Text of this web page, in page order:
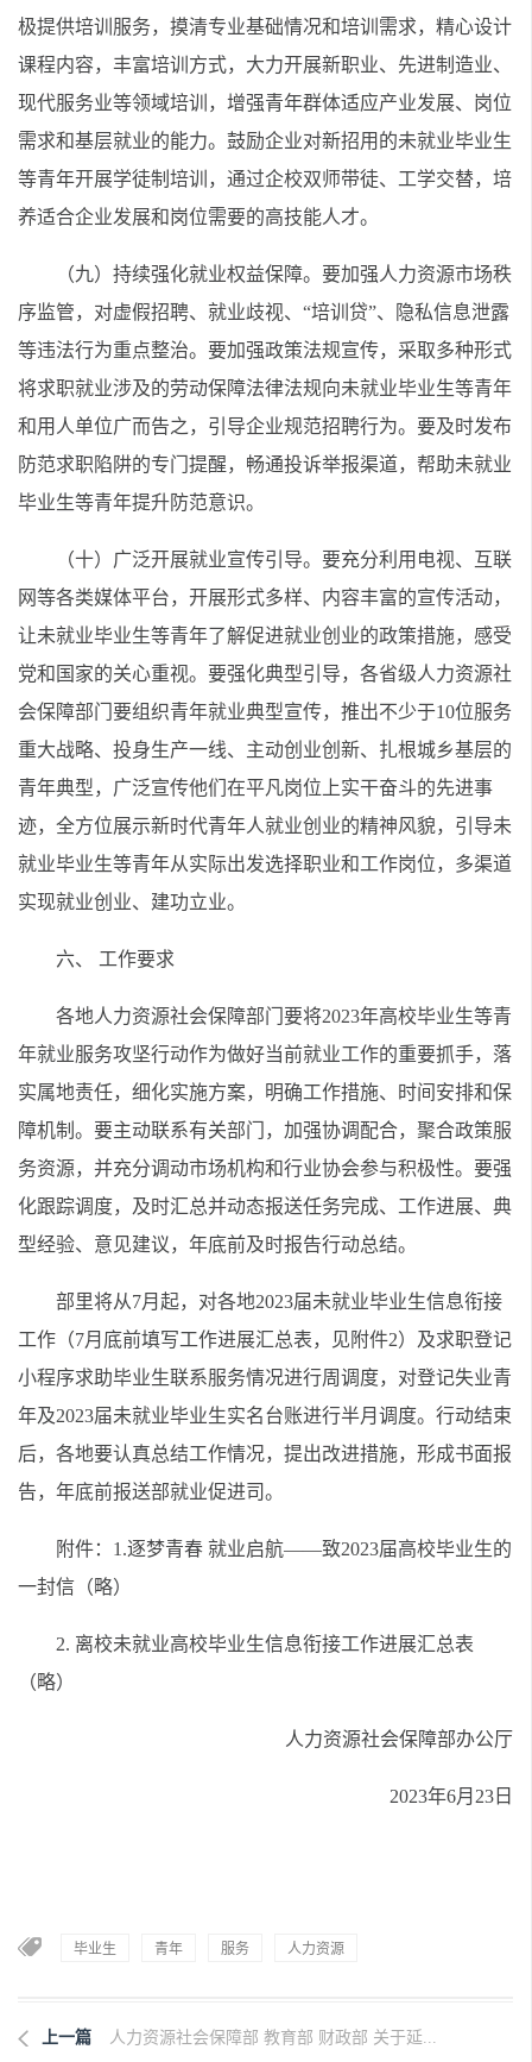
极提供培训服务，摸清专业基础情况和培训需求，精心设计
课程内容，丰富培训方式，大力开展新职业、先进制造业、
现代服务业等领域培训，增强青年群体适应产业发展、岗位
需求和基层就业的能力。鼓励企业对新招用的未就业毕业生
等青年开展学徒制培训，通过企校双师带徒、工学交替，培
养适合企业发展和岗位需要的高技能人才。
（九）持续强化就业权益保障。要加强人力资源市场秩
序监管，对虚假招聘、就业歧视、“培训贷”、隐私信息泄露
等违法行为重点整治。要加强政策法规宣传，采取多种形式
将求职就业涉及的劳动保障法律法规向未就业毕业生等青年
和用人单位广而告之，引导企业规范招聘行为。要及时发布
防范求职陷阱的专门提醒，畅通投诉举报渠道，帮助未就业
毕业生等青年提升防范意识。
（十）广泛开展就业宣传引导。要充分利用电视、互联
网等各类媒体平台，开展形式多样、内容丰富的宣传活动，
让未就业毕业生等青年了解促进就业创业的政策措施，感受
党和国家的关心重视。要强化典型引导，各省级人力资源社
会保障部门要组织青年就业典型宣传，推出不少于10位服务
重大战略、投身生产一线、主动创业创新、扎根城乡基层的
青年典型，广泛宣传他们在平凡岗位上实干奋斗的先进事
迹，全方位展示新时代青年人就业创业的精神风貌，引导未
就业毕业生等青年从实际出发选择职业和工作岗位，多渠道
实现就业创业、建功立业。
六、 工作要求
各地人力资源社会保障部门要将2023年高校毕业生等青
年就业服务攻坚行动作为做好当前就业工作的重要抓手，落
实属地责任，细化实施方案，明确工作措施、时间安排和保
障机制。要主动联系有关部门，加强协调配合，聚合政策服
务资源，并充分调动市场机构和行业协会参与积极性。要强
化跟踪调度，及时汇总并动态报送任务完成、工作进展、典
型经验、意见建议，年底前及时报告行动总结。
部里将从7月起，对各地2023届未就业毕业生信息衔接
工作（7月底前填写工作进展汇总表，见附件2）及求职登记
小程序求助毕业生联系服务情况进行周调度，对登记失业青
年及2023届未就业毕业生实名台账进行半月调度。行动结束
后，各地要认真总结工作情况，提出改进措施，形成书面报
告，年底前报送部就业促进司。
附件：1.逐梦青春 就业启航——致2023届高校毕业生的
一封信（略）
2. 离校未就业高校毕业生信息衔接工作进展汇总表
（略）
人力资源社会保障部办公厅
2023年6月23日
毕业生 青年 服务 人力资源
上一篇 人力资源社会保障部 教育部 财政部 关于延...